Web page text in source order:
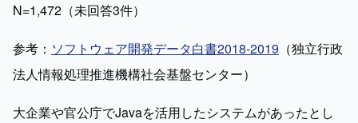
N=1,472（未回答3件）
参考： ソフトウェア開発データ白書2018-2019 （独立行政
法人情報処理推進機構社会基盤センター）
大企業や官公庁でJavaを活用したシステムがあったとし